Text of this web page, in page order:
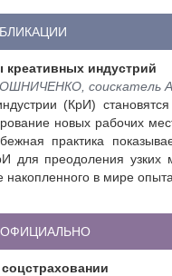
креативных индустрий
соискатель
(КрИ)
новых рабочих
практика
для преодоления узких
накопленного в мире
ОФИЦИАЛЬНО